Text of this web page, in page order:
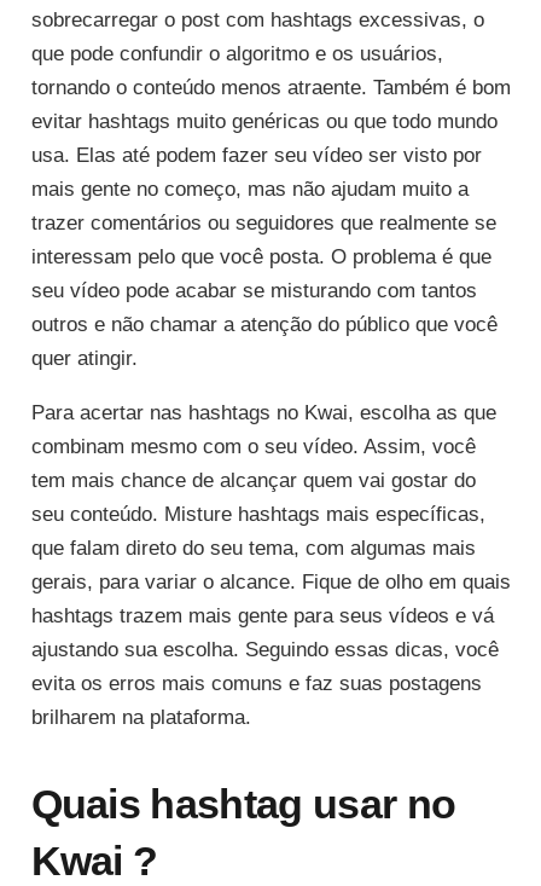
sobrecarregar o post com hashtags excessivas, o
que pode confundir o algoritmo e os usuários,
tornando o conteúdo menos atraente. Também é bom
evitar hashtags muito genéricas ou que todo mundo
usa. Elas até podem fazer seu vídeo ser visto por
mais gente no começo, mas não ajudam muito a
trazer comentários ou seguidores que realmente se
interessam pelo que você posta. O problema é que
seu vídeo pode acabar se misturando com tantos
outros e não chamar a atenção do público que você
quer atingir.
Para acertar nas hashtags no Kwai, escolha as que
combinam mesmo com o seu vídeo. Assim, você
tem mais chance de alcançar quem vai gostar do
seu conteúdo. Misture hashtags mais específicas,
que falam direto do seu tema, com algumas mais
gerais, para variar o alcance. Fique de olho em quais
hashtags trazem mais gente para seus vídeos e vá
ajustando sua escolha. Seguindo essas dicas, você
evita os erros mais comuns e faz suas postagens
brilharem na plataforma.
Quais hashtag usar no
Kwai ?